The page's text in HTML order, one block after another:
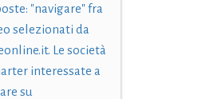
"navigare" fra
selezionati da
Le società
interessate a
su